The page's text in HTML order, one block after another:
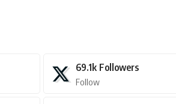
69.1k Followers
Follow